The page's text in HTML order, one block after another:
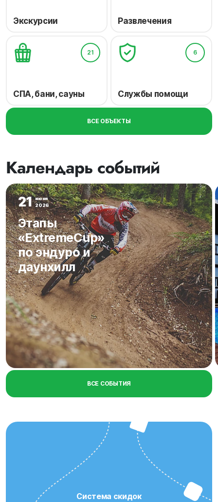
ВСЕ ОБЪЕКТЫ
Экскурсии Развлечения
21
СПА, бани, сауны
6
Службы помощи
Календарь событий
ВСЕ СОБЫТИЯ
21 июня
2026
Этапы
«ExtremeCup»
по эндуро и
даунхилл
Система скидок